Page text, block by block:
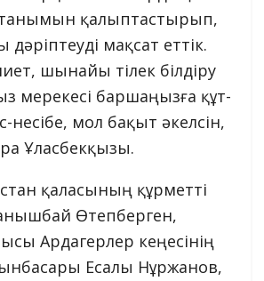
қалыптастырып,
мақсат еттік.
шынайы тілек білдіру
мерекесі баршаңызға құт-
мол бақыт әкелсін,
Ұласбекқызы.
қаласының құрметті
Өтепберген,
Ардагерлер кеңесінің
Есалы Нұржанов,